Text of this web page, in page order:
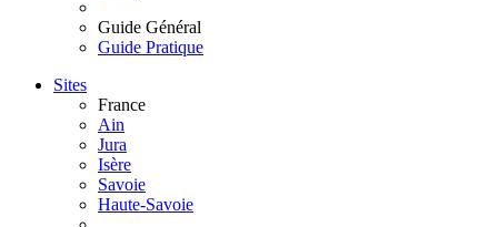
Guide Général
Guide Pratique
Sites
France
Ain
Jura
Isère
Savoie
Haute-Savoie